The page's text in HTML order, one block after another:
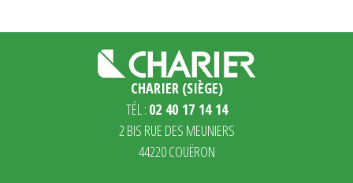
CHARIER (SIÈGE)
TÉL : 02 40 17 14 14
2 BIS RUE DES MEUNIERS
44220 COUËRON